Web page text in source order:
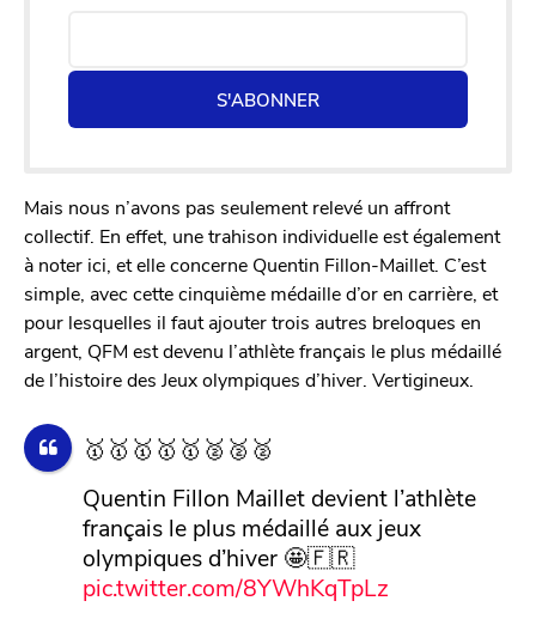
S'ABONNER
Mais nous n’avons pas seulement relevé un affront
collectif. En effet, une trahison individuelle est également
à noter ici, et elle concerne Quentin Fillon-Maillet. C’est
simple, avec cette cinquième médaille d’or en carrière, et
pour lesquelles il faut ajouter trois autres breloques en
argent, QFM est devenu l’athlète français le plus médaillé
de l’histoire des Jeux olympiques d’hiver. Vertigineux.
🥇🥇🥇🥇🥇🥈🥈🥈
Quentin Fillon Maillet devient l’athlète
français le plus médaillé aux jeux
olympiques d’hiver 🤩🇫🇷
pic.twitter.com/8YWhKqTpLz